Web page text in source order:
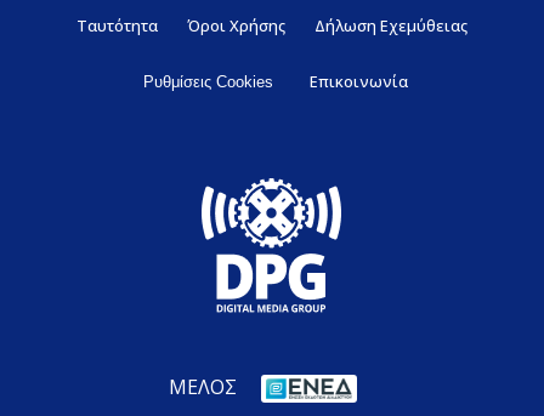
Ταυτότητα Όροι Χρήσης Δήλωση Εχεμύθειας
Ρυθμίσεις Cookies Επικοινωνία
ΜΕΛΟΣ